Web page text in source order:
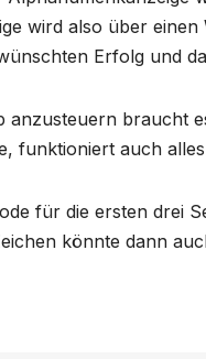
wird also über
Erfolg und
anzusteuern braucht
funktioniert auch
für die ersten drei
könnte dann